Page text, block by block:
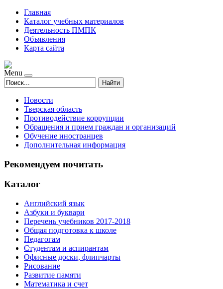
Главная
Каталог учебных материалов
Деятельность ПМПК
Объявления
Карта сайта
Menu
Найти
Новости
Тверская область
Противодействие коррупции
Обращения и прием граждан и организаций
Обучение иностранцев
Дополнительная информация
Рекомендуем почитать
Каталог
Английский язык
Азбуки и буквари
Перечень учебников 2017-2018
Общая подготовка к школе
Педагогам
Студентам и аспирантам
Офисные доски, флипчарты
Рисование
Развитие памяти
Математика и счет